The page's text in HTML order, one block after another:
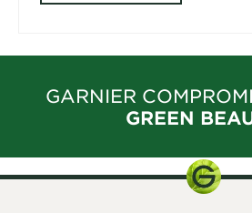
GARNIER
GREEN